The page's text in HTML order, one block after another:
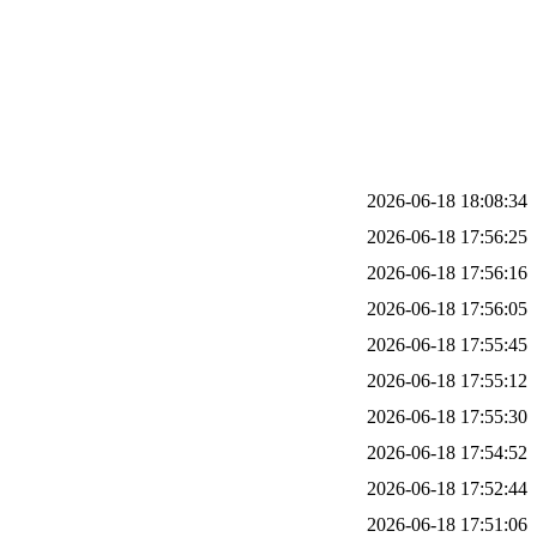
2026-06-18 18:08:34
2026-06-18 17:56:25
2026-06-18 17:56:16
2026-06-18 17:56:05
2026-06-18 17:55:45
2026-06-18 17:55:12
2026-06-18 17:55:30
2026-06-18 17:54:52
2026-06-18 17:52:44
2026-06-18 17:51:06